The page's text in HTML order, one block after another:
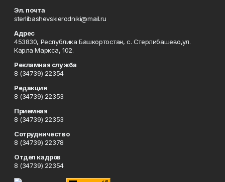
Эл. почта
sterlibashevskierodniki@mail.ru
Адрес
453830, Республика Башкортостан, c. Стерлибашево,ул.
Карла Маркса, 102.
Рекламная служба
8 (34739) 22354
Редакция
8 (34739) 22353
Приемная
8 (34739) 22353
Сотрудничество
8 (34739) 22378
Отдел кадров
8 (34739) 22354